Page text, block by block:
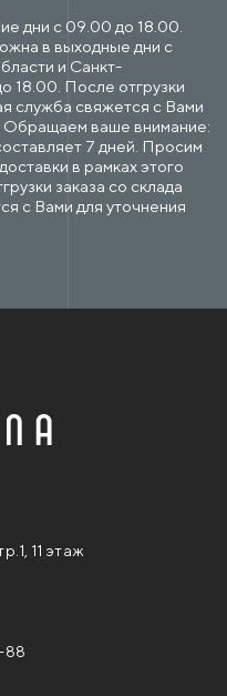
дни с 09.00 до 18.00.
в выходные дни с
и Санкт-
18.00. После отгрузки
служба свяжется с Вами
Обращаем ваше внимание:
7 дней. Просим
в рамках этого
заказа со склада
с Вами для уточнения
11 этаж
88